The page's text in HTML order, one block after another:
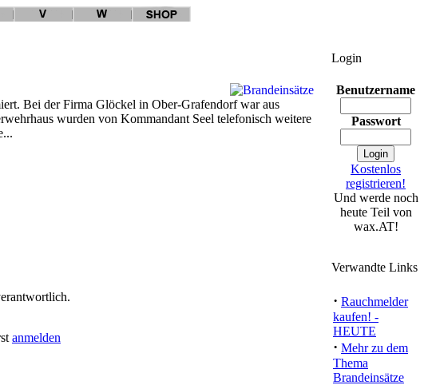
Bei der Firma Glöckel in Ober-Grafendorf war aus
wurden von Kommandant Seel telefonisch weitere
anmelden
Login
Benutzername
Passwort
Kostenlos
registrieren!
Und werde noch
heute Teil von
wax.AT!
Verwandte Links
· Rauchmelder
kaufen! -
HEUTE
· Mehr zu dem
Thema
Brandeinsätze